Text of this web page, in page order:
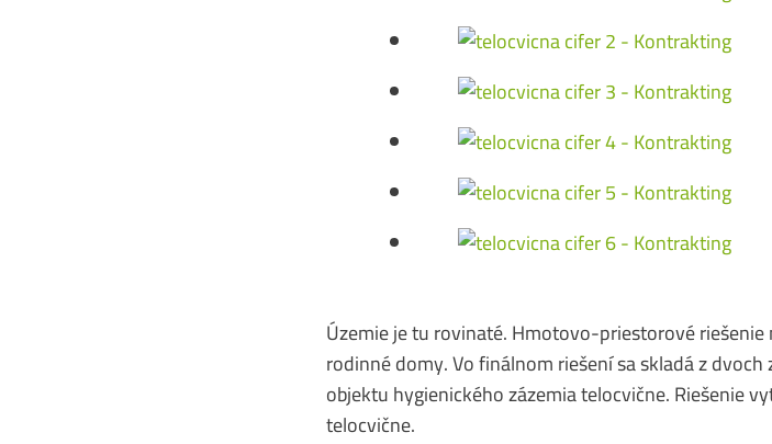
Územie je tu rovinaté. Hmotovo-priestorové
rodinné domy. Vo finálnom riešení sa skladá z
objektu hygienického zázemia telocvične. Riešenie
telocvične.